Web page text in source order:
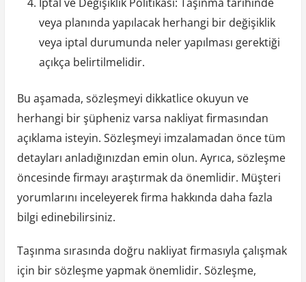
veya planında yapılacak herhangi bir değişiklik
veya iptal durumunda neler yapılması gerektiği
açıkça belirtilmelidir.
Bu aşamada, sözleşmeyi dikkatlice okuyun ve
herhangi bir şüpheniz varsa nakliyat firmasından
açıklama isteyin. Sözleşmeyi imzalamadan önce tüm
detayları anladığınızdan emin olun. Ayrıca, sözleşme
öncesinde firmayı araştırmak da önemlidir. Müşteri
yorumlarını inceleyerek firma hakkında daha fazla
bilgi edinebilirsiniz.
Taşınma sırasında doğru nakliyat firmasıyla çalışmak
için bir sözleşme yapmak önemlidir. Sözleşme,